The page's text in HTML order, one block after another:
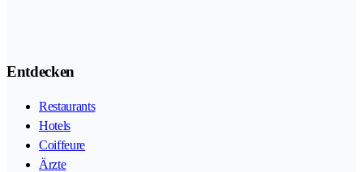
Entdecken
Restaurants
Hotels
Coiffeure
Ärzte